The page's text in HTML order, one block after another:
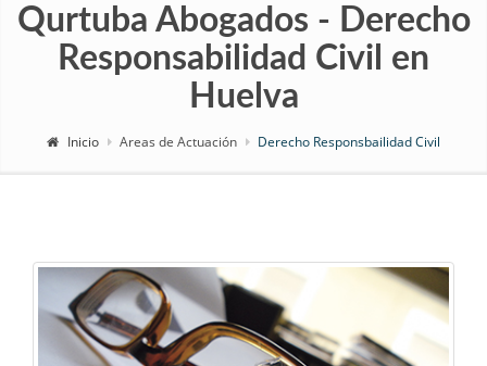
Qurtuba Abogados - Derecho
Responsabilidad Civil en
Huelva
Inicio Areas de Actuación Derecho Responsbailidad Civil